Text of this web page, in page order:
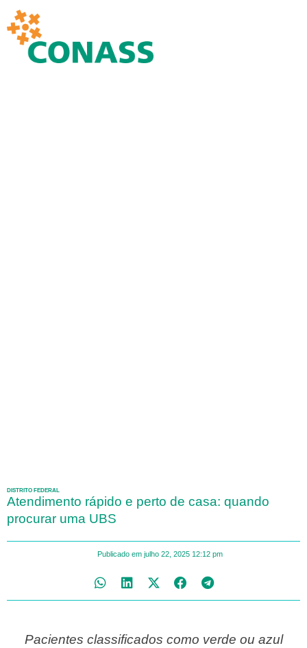
DISTRITO FEDERAL
Atendimento rápido e perto de casa: quando
procurar uma UBS
Publicado em julho 22, 2025 12:12 pm
Pacientes classificados como verde ou azul